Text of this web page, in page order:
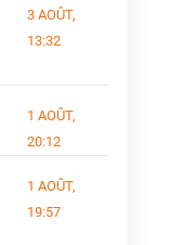
3 AOÛT,
13:32
1 AOÛT,
20:12
1 AOÛT,
19:57